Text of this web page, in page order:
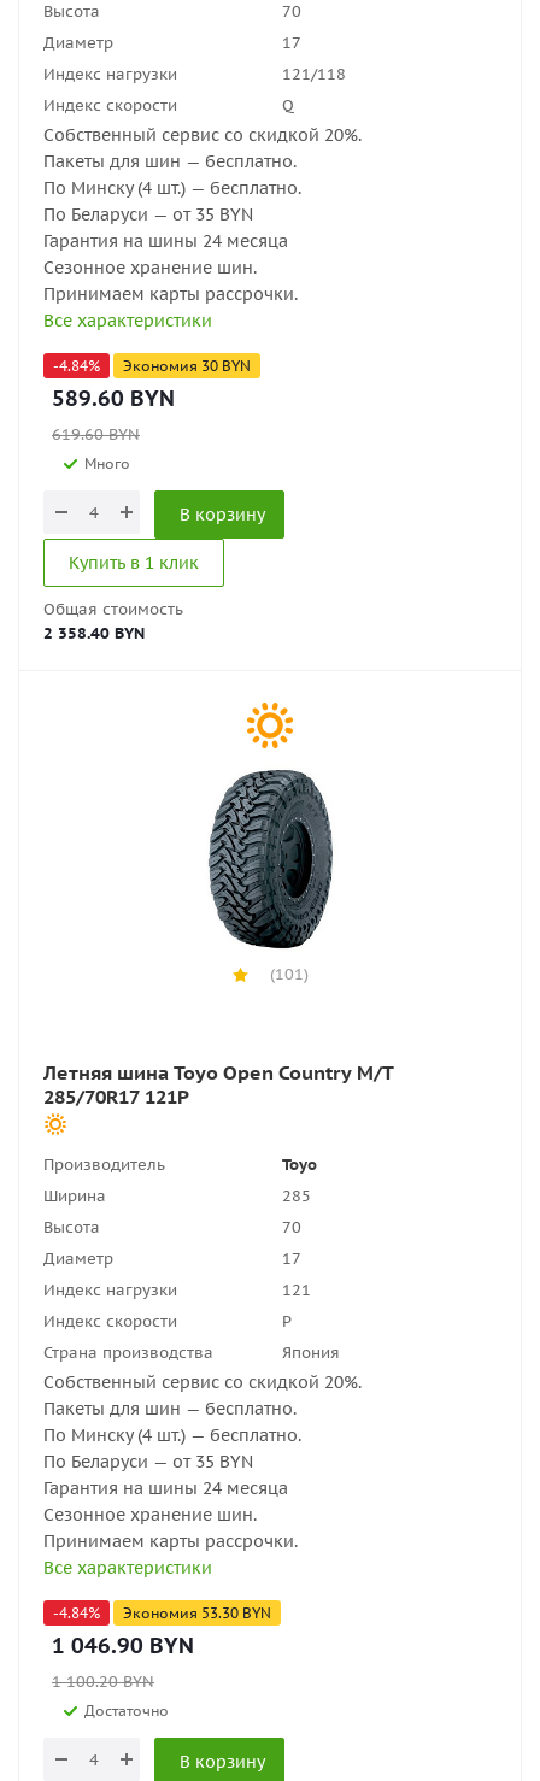
Высота
70
Диаметр
17
Индекс нагрузки
121/118
Индекс скорости
Q
Собственный сервис со скидкой 20%.
Пакеты для шин — бесплатно.
По Минску (4 шт.) — бесплатно.
По Беларуси — от 35 BYN
Гарантия на шины 24 месяца
Сезонное хранение шин.
Принимаем карты рассрочки.
Все характеристики
-4.84% Экономия 30 BYN
589.60 BYN
619.60BYN
Много
В корзину
Купить в 1 клик
Общая стоимость
2 358.40 BYN
(101)
Летняя шина Toyo Open Country M/T
285/70R17 121P
Производитель
Toyo
Ширина
285
Высота
70
Диаметр
17
Индекс нагрузки
121
Индекс скорости
P
Страна производства
Япония
Собственный сервис со скидкой 20%.
Пакеты для шин — бесплатно.
По Минску (4 шт.) — бесплатно.
По Беларуси — от 35 BYN
Гарантия на шины 24 месяца
Сезонное хранение шин.
Принимаем карты рассрочки.
Все характеристики
-4.84% Экономия 53.30 BYN
1 046.90 BYN
1 100.20BYN
Достаточно
В корзину